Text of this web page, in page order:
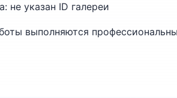
не указан ID галереи
выполняются